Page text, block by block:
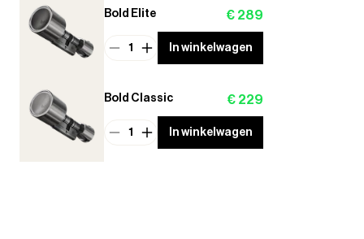
Bold Elite € 289
1 In winkelwagen
Bold Classic € 229
1 In winkelwagen